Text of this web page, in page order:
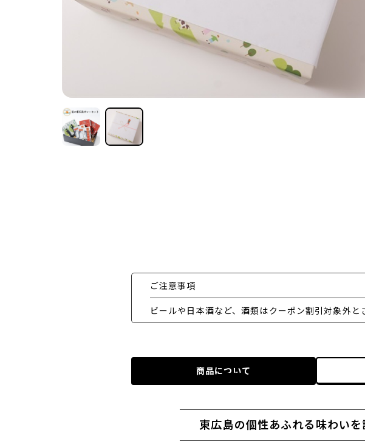
ご注意事項
ビールや日本酒など、酒類はクーポン割引対象外と
商品について
東広島の個性あふれる味わい